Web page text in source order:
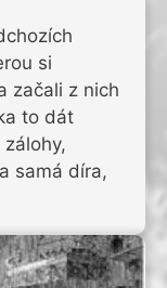
si
začali z nich
to dát
samá díra,